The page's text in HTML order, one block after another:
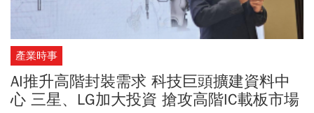
產業時事
AI推升高階封裝需求 科技巨頭擴建資料中
心 三星、LG加大投資 搶攻高階IC載板市場